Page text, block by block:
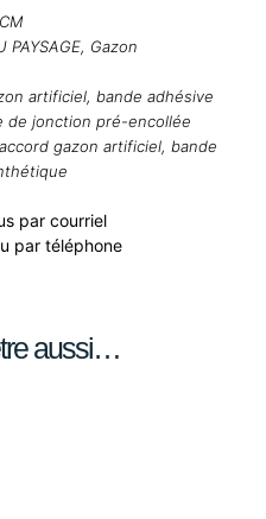
PAYSAGE, Gazon
artificiel, bande adhésive
de jonction pré-encollée
gazon artificiel, bande
par courriel
par téléphone
aussi…